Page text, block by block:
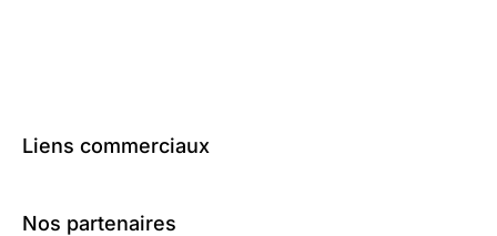
Liens commerciaux
Nos partenaires